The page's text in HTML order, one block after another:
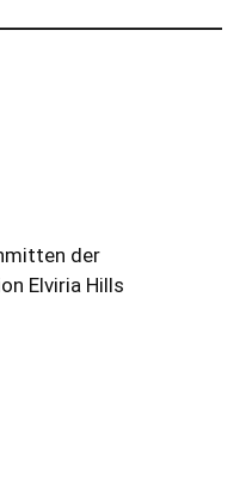
der
Elviria Hills